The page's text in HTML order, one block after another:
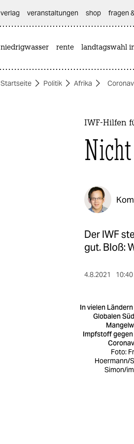
themen
verlag
veranstaltungen shop fragen
niedrigwasser rente landtagswahl
Startseite Politik Afrika
IWF-Hilfen
Der IWF
gut. Bloß:
4.8.2021
In vielen
Globalen
Impfstoff gegen
Foto:
Hoermann/
Simon/